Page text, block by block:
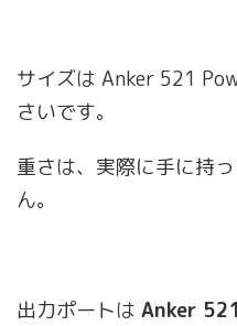
サイズは Anker 521
さいです。
重さは、実際に手に持
ん。
出力ポートは Anker